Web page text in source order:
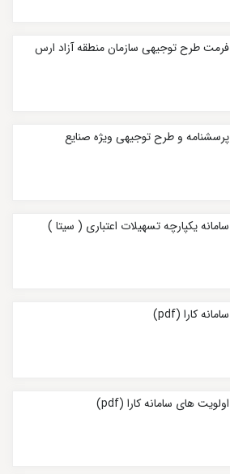
فرمت طرح توجیهی سازمان منطقه آزاد ارس
پرسشنامه و طرح توجیهی ويژه صنايع
سامانه یکپارچه تسهیلات اعتباری ( سیتا )
سامانه کارا (pdf)
اولویت های سامانه کارا (pdf)